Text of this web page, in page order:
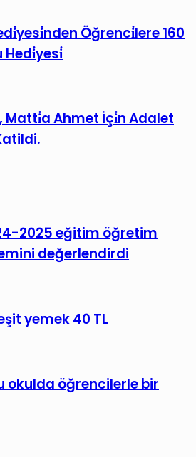
Öğrenci̇lere 160
Hedi̇yesi̇
Matti̇a Ahmet İçi̇n Adalet
2025 eğitim öğretim
değerlendirdi
yemek 40 TL
okulda öğrencilerle bir